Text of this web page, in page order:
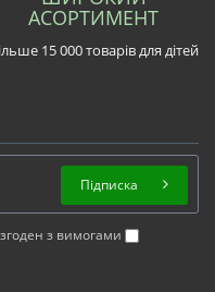
АСОРТИМЕНТ
15 000 товарів для дітей
згоден з вимогами
Підписка